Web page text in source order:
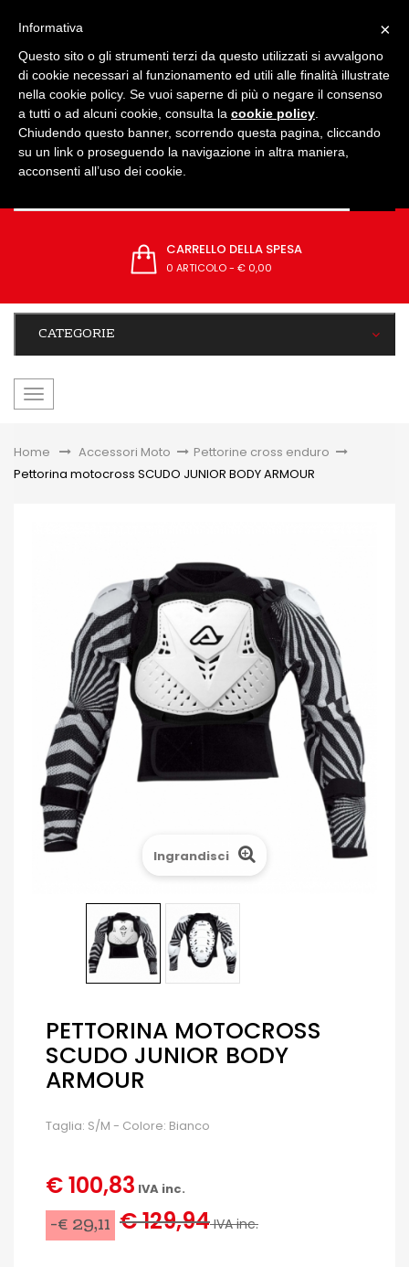
CARRELLO DELLA SPESA
0 ARTICOLO- € 0,00
CATEGORIE
navigazione
Home &gt;Accessori Moto > Pettorine cross enduro >
Pettorina motocross SCUDO JUNIOR BODY ARMOUR
Ingrandisci
PETTORINA MOTOCROSS
SCUDO JUNIOR BODY
ARMOUR
Taglia: S/M - Colore: Bianco
€ 100,83 IVA inc.
-€ 29,11 € 129,94IVA inc.
×
Informativa
Questo sito o gli strumenti terzi da questo utilizzati si avvalgono
di cookie necessari al funzionamento ed utili alle finalità illustrate
nella cookie policy. Se vuoi saperne di più o negare il consenso
a tutti o ad alcuni cookie, consulta la cookie policy
Chiudendo questo banner, scorrendo questa pagina, cliccando
su un link o proseguendo la navigazione in altra maniera,
acconsenti all’uso dei cookie.